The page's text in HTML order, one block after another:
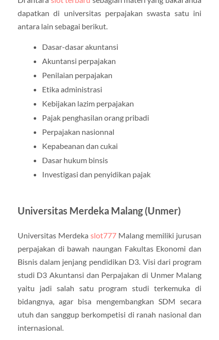
dapatkan di universitas perpajakan swasta satu ini
antara lain sebagai berikut.
Dasar-dasar akuntansi
Akuntansi perpajakan
Penilaian perpajakan
Etika administrasi
Kebijakan lazim perpajakan
Pajak penghasilan orang pribadi
Perpajakan nasionnal
Kepabeanan dan cukai
Dasar hukum binsis
Investigasi dan penyidikan pajak
Universitas Merdeka Malang (Unmer)
Universitas Merdeka slot777Malang memiliki jurusan
perpajakan di bawah naungan Fakultas Ekonomi dan
Bisnis dalam jenjang pendidikan D3. Visi dari program
studi D3 Akuntansi dan Perpajakan di Unmer Malang
yaitu jadi salah satu program studi terkemuka di
bidangnya, agar bisa mengembangkan SDM secara
utuh dan sanggup berkompetisi di ranah nasional dan
internasional.